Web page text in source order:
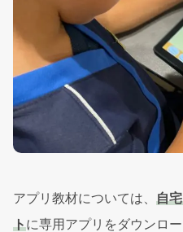
アプリ教材については、 自
トに専用アプリをダウンロ